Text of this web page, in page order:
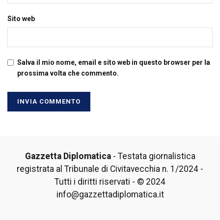
Sito web
Salva il mio nome, email e sito web in questo browser per la
prossima volta che commento.
Gazzetta Diplomatica- Testata giornalistica
registrata al Tribunale di Civitavecchia n. 1/2024 -
Tutti i diritti riservati - © 2024
info@gazzettadiplomatica.it